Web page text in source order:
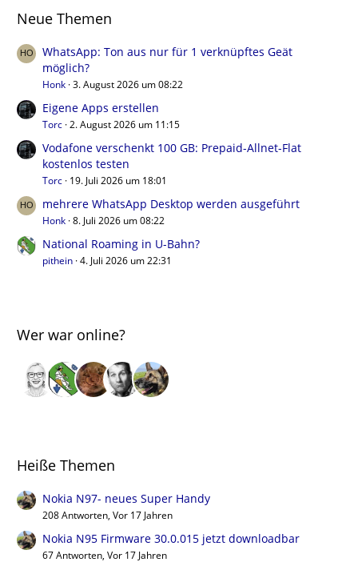
Neue Themen
WhatsApp: Ton aus nur für 1 verknüpftes Geät
möglich?
Honk 3. August 2026 um 08:22
Eigene Apps erstellen
Torc 2. August 2026 um 11:15
Vodafone verschenkt 100 GB: Prepaid-Allnet-Flat
kostenlos testen
Torc 19. Juli 2026 um 18:01
mehrere WhatsApp Desktop werden ausgeführt
Honk 8. Juli 2026 um 08:22
National Roaming in U-Bahn?
pithein 4. Juli 2026 um 22:31
Wer war online?
Heiße Themen
Nokia N97- neues Super Handy
208 Antworten, Vor 17 Jahren
Nokia N95 Firmware 30.0.015 jetzt downloadbar
67 Antworten, Vor 17 Jahren